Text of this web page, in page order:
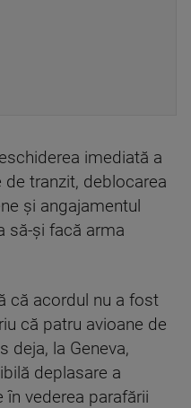
imediată a
tranzit, deblocarea
și angajamentul
să-și facă arma
că acordul nu a fost
că patru avioane de
deja, la Geneva,
deplasare a
în vederea parafării